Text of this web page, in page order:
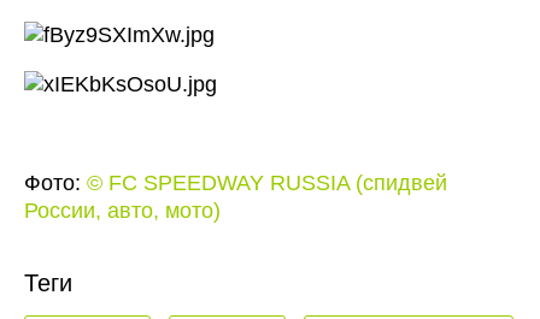
Фото: © FC SPEEDWAY RUSSIA (спидвей
России, авто, мото)
Теги